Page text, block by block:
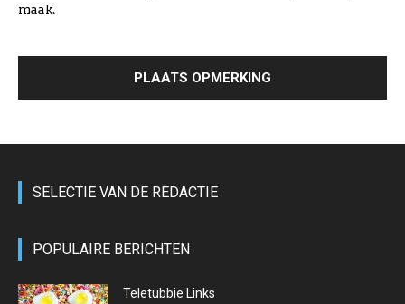
maak.
SELECTIE VAN DE REDACTIE
POPULAIRE BERICHTEN
Teletubbie Links